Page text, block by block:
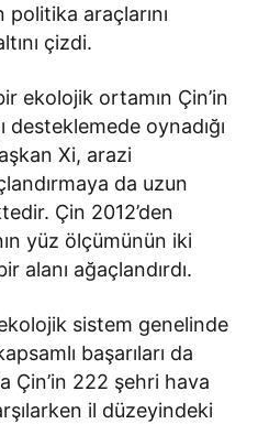
araçlarını
çizdi.
ekolojik ortamın Çin’in
desteklemede oynadığı
Xi, arazi
da uzun
Çin 2012’den
yüz ölçümünün iki
alanı ağaçlandırdı.
sistem genelinde
başarıları da
Çin’in 222 şehri hava
il düzeyindeki